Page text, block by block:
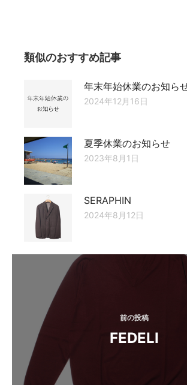
類似のおすすめ記事
年末年始休業のお知ら
2024年12月16日
夏季休業のお知らせ
2023年8月1日
SERAPHIN
2024年8月12日
シ
前の投稿
FEDELI